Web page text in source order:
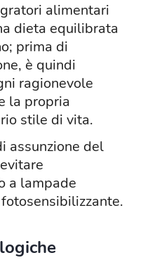
alimentari
dieta equilibrata
prima di
è quindi
ragionevole
la propria
stile di vita.
assunzione del
a lampade